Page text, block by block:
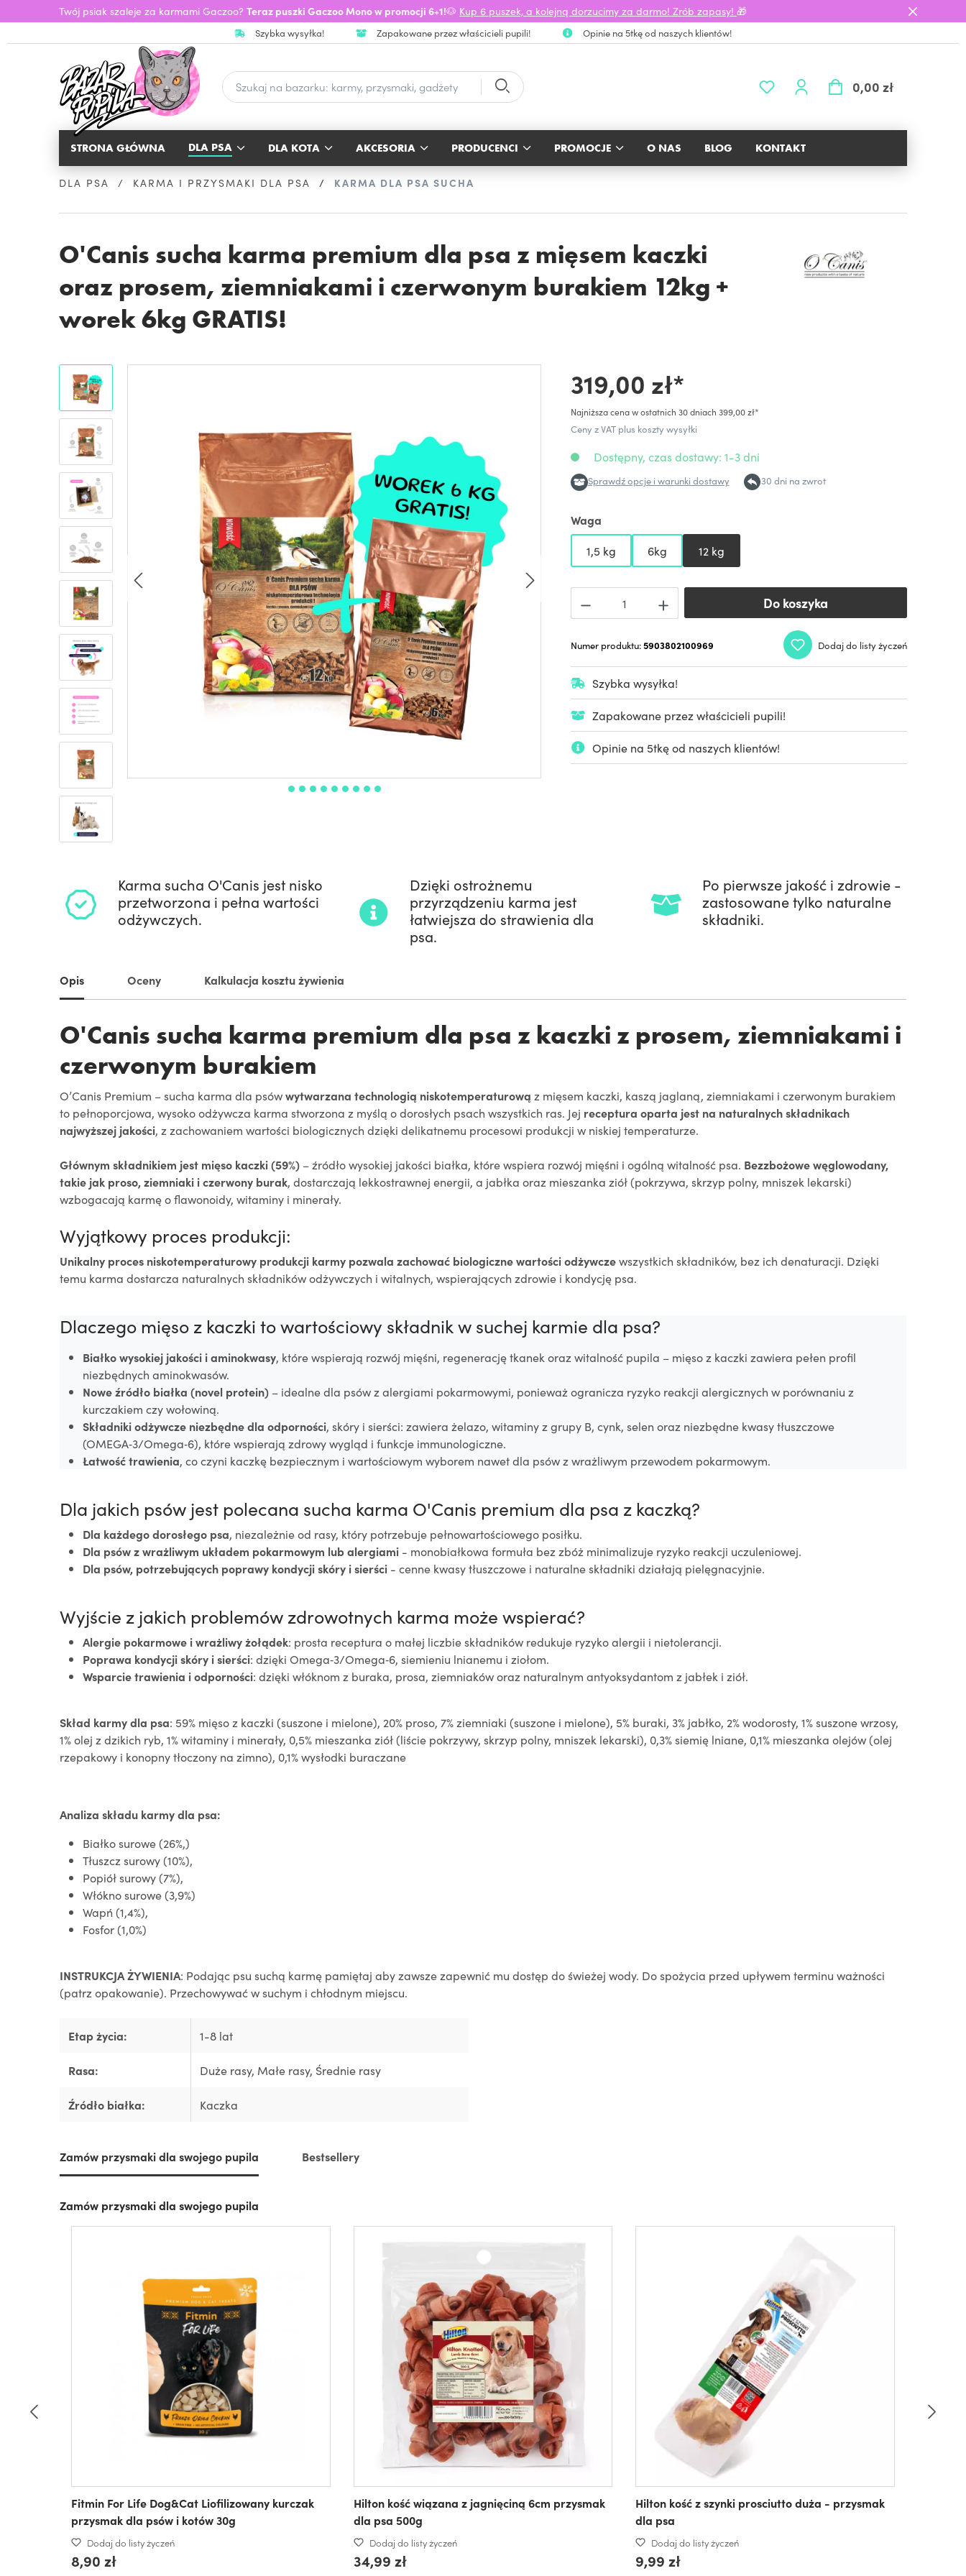
Twój psiak szaleje za karmami Gaczoo? Teraz puszki Gaczoo Mono w promocji 6+1!🐶 Kup 6 puszek, a kolejną dorzucimy za darmo! Zrób zapasy! 🎁
Szybka wysyłka! Zapakowane przez właścicieli pupili! Opinie na 5tkę od naszych klientów!
0,00 zł
STRONA GŁÓWNA BLOG
DLA PSA DLA KOTA AKCESORIA PRODUCENCI PROMOCJE O NAS KONTAKT
DLA PSA KARMA I PRZYSMAKI DLA PSA KARMA DLA PSA SUCHA
O'Canis sucha karma premium dla psa z mięsem kaczki
oraz prosem, ziemniakami i czerwonym burakiem 12kg +
worek 6kg GRATIS!
319,00 zł*
Najniższa cena w ostatnich 30 dniach 399,00 zł*
Ceny z VAT plus koszty wysyłki
Dostępny, czas dostawy: 1-3 dni
Sprawdź opcje i warunki dostawy 30 dni na zwrot
Waga
1,5 kg
6kg 12 kg
Do koszyka
Do koszyka
Numer produktu:5903802100969 Dodaj do listy życzeń
Szybka wysyłka!
Zapakowane przez właścicieli pupili!
Opinie na 5tkę od naszych klientów!
Karma sucha O'Canis jest nisko
przetworzona i pełna wartości
odżywczych.
Dzięki ostrożnemu
przyrządzeniu karma jest
łatwiejsza do strawienia dla
psa.
Po pierwsze jakość i zdrowie -
zastosowane tylko naturalne
składniki.
Opis Oceny Kalkulacja kosztu żywienia
O'Canis sucha karma premium dla psa z kaczki z prosem, ziemniakami i
czerwonym burakiem
O’Canis Premium – sucha karma dla psówwytwarzana technologią niskotemperaturową z mięsem kaczki, kaszą jaglaną, ziemniakami i czerwonym burakiem
to pełnoporcjowa, wysoko odżywcza karma stworzona z myślą o dorosłych psach wszystkich ras. Jej receptura oparta jest na naturalnych składnikach
najwyższej jakości, z zachowaniem wartości biologicznych dzięki delikatnemu procesowi produkcji w niskiej temperaturze.
Głównym składnikiem jest mięso kaczki (59%) – źródło wysokiej jakości białka, które wspiera rozwój mięśni i ogólną witalność psa. Bezzbożowe węglowodany,
takie jak proso, ziemniaki i czerwony burak, dostarczają lekkostrawnej energii, a jabłka oraz mieszanka ziół (pokrzywa, skrzyp polny, mniszek lekarski)
wzbogacają karmę o flawonoidy, witaminy i minerały.
Wyjątkowy proces produkcji:
Unikalny proces niskotemperaturowy produkcji karmy pozwala zachować biologiczne wartości odżywczewszystkich składników, bez ich denaturacji. Dzięki
temu karma dostarcza naturalnych składników odżywczych i witalnych, wspierających zdrowie i kondycję psa.
Dlaczego mięso z kaczki to wartościowy składnik w suchej karmie dla psa?
Białko wysokiej jakości i aminokwasy, które wspierają rozwój mięśni, regenerację tkanek oraz witalność pupila – mięso z kaczki zawiera pełen profil
niezbędnych aminokwasów.
Nowe źródło białka (novel protein) – idealne dla psów z alergiami pokarmowymi, ponieważ ogranicza ryzyko reakcji alergicznych w porównaniu z
kurczakiem czy wołowiną.
Składniki odżywcze niezbędne dla odporności, skóry i sierści: zawiera żelazo, witaminy z grupy B, cynk, selen oraz niezbędne kwasy tłuszczowe
(OMEGA‑3/Omega‑6), które wspierają zdrowy wygląd i funkcje immunologiczne.
Łatwość trawienia, co czyni kaczkę bezpiecznym i wartościowym wyborem nawet dla psów z wrażliwym przewodem pokarmowym.
Dla jakich psów jest polecana sucha karma O'Canis premium dla psa z kaczką?
Dla każdego dorosłego psa, niezależnie od rasy, który potrzebuje pełnowartościowego posiłku.
Dla psów z wrażliwym układem pokarmowym lub alergiami - monobiałkowa formuła bez zbóż minimalizuje ryzyko reakcji uczuleniowej.
Dla psów, potrzebujących poprawy kondycji skóry i sierści - cenne kwasy tłuszczowe i naturalne składniki działają pielęgnacyjnie.
Wyjście z jakich problemów zdrowotnych karma może wspierać?
Alergie pokarmowe i wrażliwy żołądek: prosta receptura o małej liczbie składników redukuje ryzyko alergii i nietolerancji.
Poprawa kondycji skóry i sierści: dzięki Omega‑3/Omega‑6, siemieniu lnianemu i ziołom.
Wsparcie trawienia i odporności: dzięki włóknom z buraka, prosa, ziemniaków oraz naturalnym antyoksydantom z jabłek i ziół.
Skład karmy dla psa: 59% mięso z kaczki (suszone i mielone), 20% proso, 7% ziemniaki (suszone i mielone), 5% buraki, 3% jabłko, 2% wodorosty, 1% suszone wrzosy,
1% olej z dzikich ryb, 1% witaminy i minerały, 0,5% mieszanka ziół (liście pokrzywy, skrzyp polny, mniszek lekarski), 0,3% siemię lniane, 0,1% mieszanka olejów (olej
rzepakowy i konopny tłoczony na zimno), 0,1% wysłodki buraczane
Analiza składu karmy dla psa:
Białko surowe (26%,)
Tłuszcz surowy (10%),
Popiół surowy (7%),
Włókno surowe (3,9%)
Wapń (1,4%),
Fosfor (1,0%)
INSTRUKCJA ŻYWIENIA: Podając psu suchą karmę pamiętaj aby zawsze zapewnić mu dostęp do świeżej wody. Do spożycia przed upływem terminu ważności
(patrz opakowanie). Przechowywać w suchym i chłodnym miejscu.
Etap życia: 1-8 lat
Rasa: Duże rasy, Małe rasy, Średnie rasy
Źródło białka: Kaczka
Zamów przysmaki dla swojego pupila Bestsellery
Zamów przysmaki dla swojego pupila
Fitmin For Life Dog&Cat Liofilizowany kurczak
przysmak dla psów i kotów 30g
Dodaj do listy życzeń
8,90 zł
Hilton kość wiązana z jagnięciną 6cm przysmak
dla psa 500g
Dodaj do listy życzeń
34,99 zł
Hilton kość z szynki prosciutto duża - przysmak
dla psa
Dodaj do listy życzeń
9,99 zł